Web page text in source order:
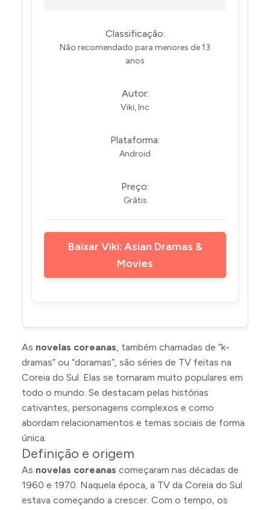
Classificação:
Não recomendado para menores de 13
anos
Autor:
Viki, Inc
Plataforma:
Android
Preço:
Grátis
Baixar Viki: Asian Dramas &
Movies
As novelas coreanas, também chamadas de “k-
dramas” ou “doramas”, são séries de TV feitas na
Coreia do Sul. Elas se tornaram muito populares em
todo o mundo. Se destacam pelas histórias
cativantes, personagens complexos e como
abordam relacionamentos e temas sociais de forma
única.
Definição e origem
As novelas coreanas começaram nas décadas de
1960 e 1970. Naquela época, a TV da Coreia do Sul
estava começando a crescer. Com o tempo, os